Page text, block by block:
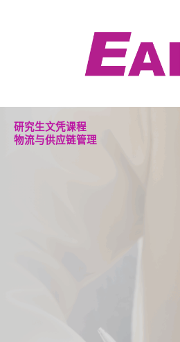
研究生文凭课程
物流与供应链管理